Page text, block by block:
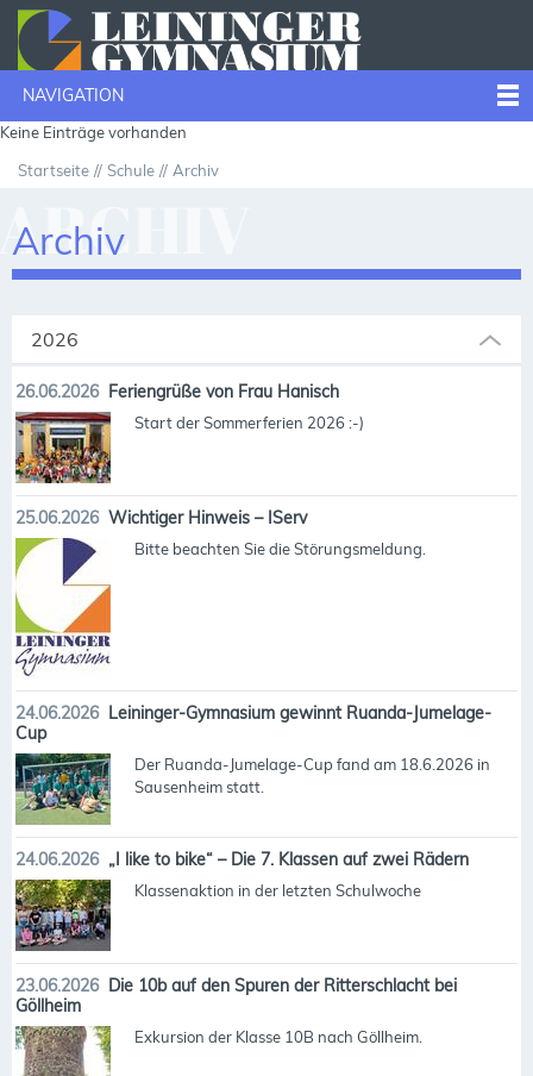
NAVIGATION
Keine Einträge vorhanden
Startseite Schule Archiv
Archiv
2026
26.06.2026 Feriengrüße von Frau Hanisch
Start der Sommerferien 2026 :-)
25.06.2026 Wichtiger Hinweis – IServ
Bitte beachten Sie die Störungsmeldung.
24.06.2026 Leininger-Gymnasium gewinnt Ruanda-Jumelage-
Cup
Der Ruanda-Jumelage-Cup fand am 18.6.2026 in
Sausenheim statt.
24.06.2026 „I like to bike“ – Die 7. Klassen auf zwei Rädern
Klassenaktion in der letzten Schulwoche
23.06.2026 Die 10b auf den Spuren der Ritterschlacht bei
Göllheim
Exkursion der Klasse 10B nach Göllheim.